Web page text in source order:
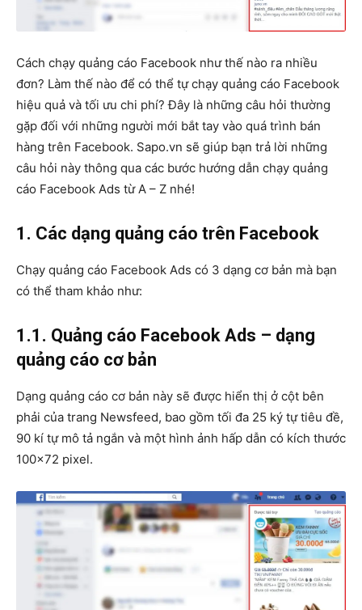
Cách chạy quảng cáo Facebook như thế nào ra nhiều
đơn? Làm thế nào để có thể tự chạy quảng cáo Facebook
hiệu quả và tối ưu chi phí? Đây là những câu hỏi thường
gặp đối với những người mới bắt tay vào quá trình bán
hàng trên Facebook. Sapo.vn sẽ giúp bạn trả lời những
câu hỏi này thông qua các bước hướng dẫn chạy quảng
cáo Facebook Ads từ A – Z nhé!
1. Các dạng quảng cáo trên Facebook
Chạy quảng cáo Facebook Ads có 3 dạng cơ bản mà bạn
có thể tham khảo như:
1.1. Quảng cáo Facebook Ads – dạng
quảng cáo cơ bản
Dạng quảng cáo cơ bản này sẽ được hiển thị ở cột bên
phải của trang Newsfeed, bao gồm tối đa 25 ký tự tiêu đề,
90 kí tự mô tả ngắn và một hình ảnh hấp dẫn có kích thước
100×72 pixel.